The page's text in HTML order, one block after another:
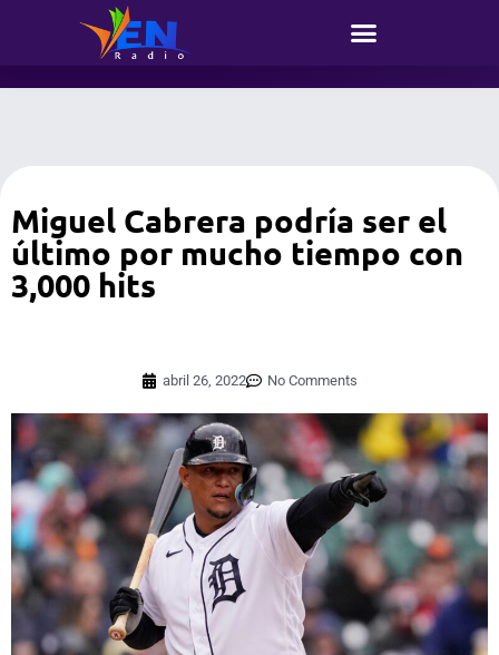
Miguel Cabrera podría ser el
último por mucho tiempo con
3,000 hits
abril 26, 2022 No Comments